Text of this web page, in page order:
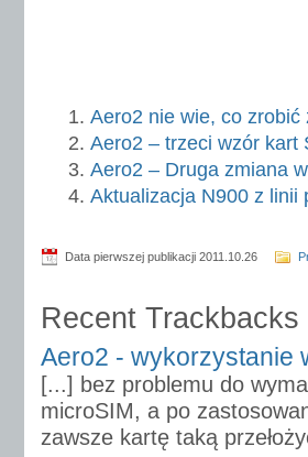
Aero2 nie wie, co
Aero2 – trzeci wzór kart
Aero2 – Druga zmiana
Aktualizacja N900 z linii
Data pierwszej publikacji 2011.10.26
Recent Trackbacks
Aero2 - wykorzystanie
[...] bez problemu do
microSIM, a po
zawsze kartę taką